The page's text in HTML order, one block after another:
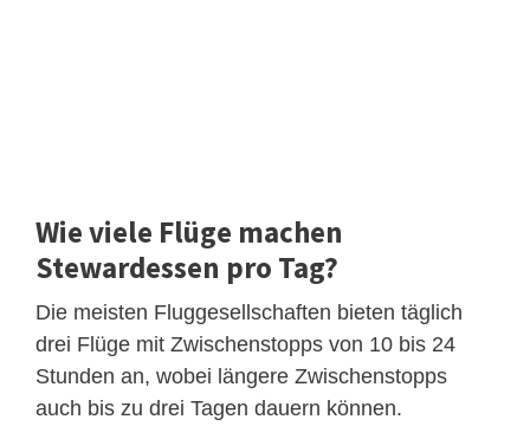
Wie viele Flüge machen
Stewardessen pro Tag?
Die meisten Fluggesellschaften bieten täglich
drei Flüge mit Zwischenstopps von 10 bis 24
Stunden an, wobei längere Zwischenstopps
auch bis zu drei Tagen dauern können.